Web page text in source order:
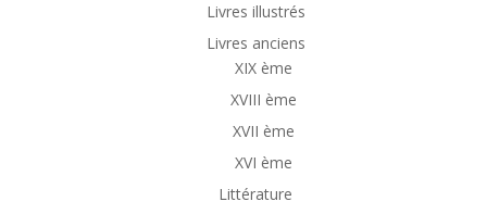
Livres illustrés
Livres anciens
XIX ème
XVIII ème
XVII ème
XVI ème
Littérature